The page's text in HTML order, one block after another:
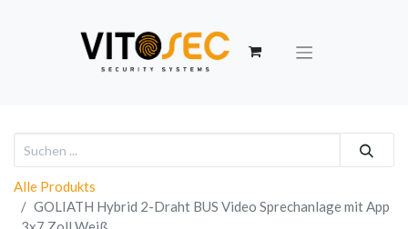
Alle Produkts
GOLIATH Hybrid 2-Draht BUS Video Sprechanlage mit App